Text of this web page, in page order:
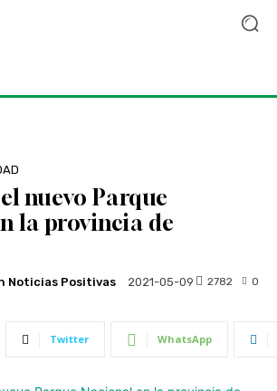
nuevo Parque
la provincia de
Noticias Positivas 2021-05-09 0
2782
Twitter WhatsApp